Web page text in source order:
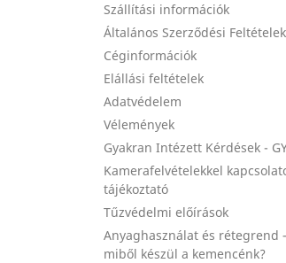
Szállítási információk
Általános Szerződési Feltételek
Céginformációk
Elállási feltételek
Adatvédelem
Vélemények
Gyakran Intézett Kérdések -
Kamerafelvételekkel
tájékoztató
Tűzvédelmi előírások
Anyaghasználat és
miből készül a kemencénk?